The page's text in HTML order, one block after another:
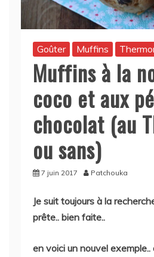
Goûter Muffins
Muffins à la
coco et aux
chocolat (au
ou sans)
7 juin 2017 Patchouka
Je suit toujours à la
prête.. bien faite..
en voici un nouvel